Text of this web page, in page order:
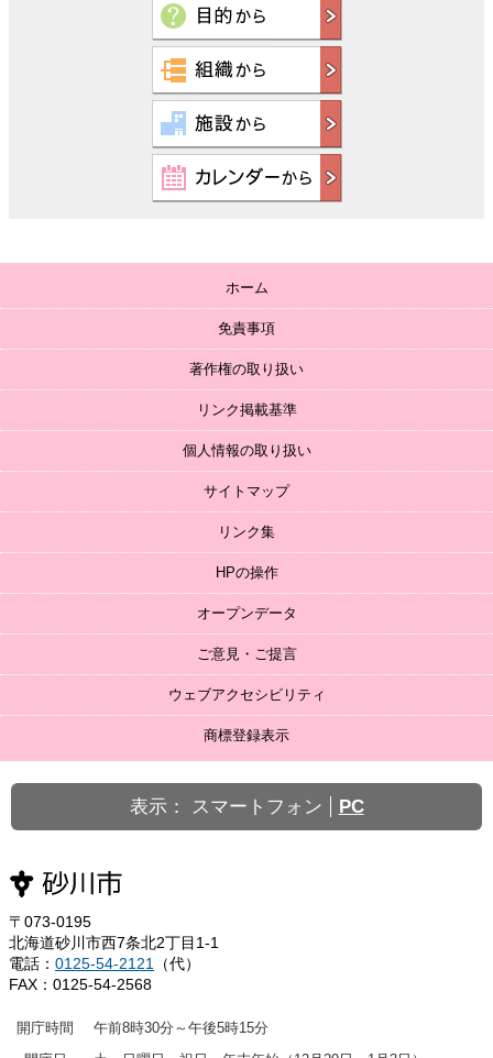
ホーム
免責事項
著作権の取り扱い
リンク掲載基準
個人情報の取り扱い
サイトマップ
リンク集
HPの操作
オープンデータ
ご意見・ご提言
ウェブアクセシビリティ
商標登録表示
表示： スマートフォン PC
〒073-0195
北海道砂川市西7条北2丁目1-1
電話： 0125-54-2121
（代）
FAX：0125-54-2568
開庁時間
午前8時30分～午後5時15分